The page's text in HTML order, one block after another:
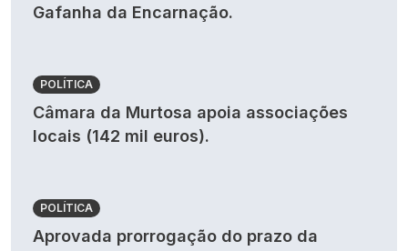
Gafanha da Encarnação.
POLÍTICA
Câmara da Murtosa apoia associações
locais (142 mil euros).
POLÍTICA
Aprovada prorrogação do prazo da